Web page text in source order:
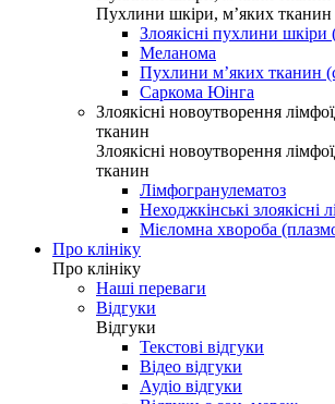
Пухлини шкіри, м’яких тканин
Злоякісні пухлини
Меланома
Пухлини м’яких тканин
Саркома Юінга
Злоякісні новоутворення
тканин
Злоякісні новоутворення
тканин
Лімфогранулематоз
Неходжкінські злоякісні
Мієломна хвороба
Про клініку
Про клініку
Наші переваги
Відгуки
Відгуки
Текстові відгуки
Відео відгуки
Аудіо відгуки